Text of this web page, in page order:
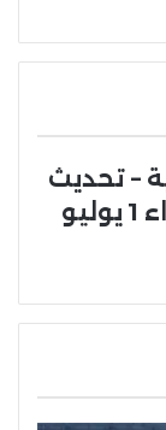
– تحديث
لحظي لأسعار الذهب بيع وشراء 1 يوليو